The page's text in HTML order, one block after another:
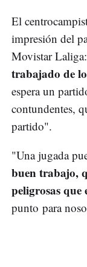
El
impresión del
Movistar Laliga:
trabajado de
espera un
contundentes,
partido".
"Una jugada
buen trabajo,
peligrosas que
punto para